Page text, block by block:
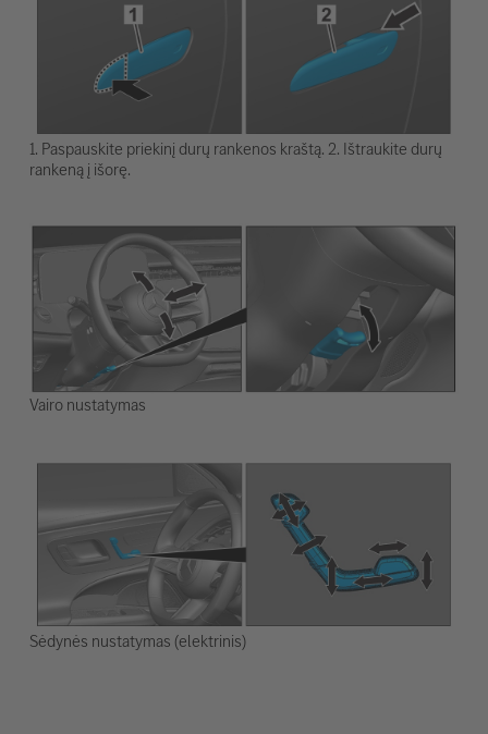
1. Paspauskite priekinį durų rankenos kraštą. 2. Ištraukite durų
rankeną į išorę.
Vairo nustatymas
Sėdynės nustatymas (elektrinis)